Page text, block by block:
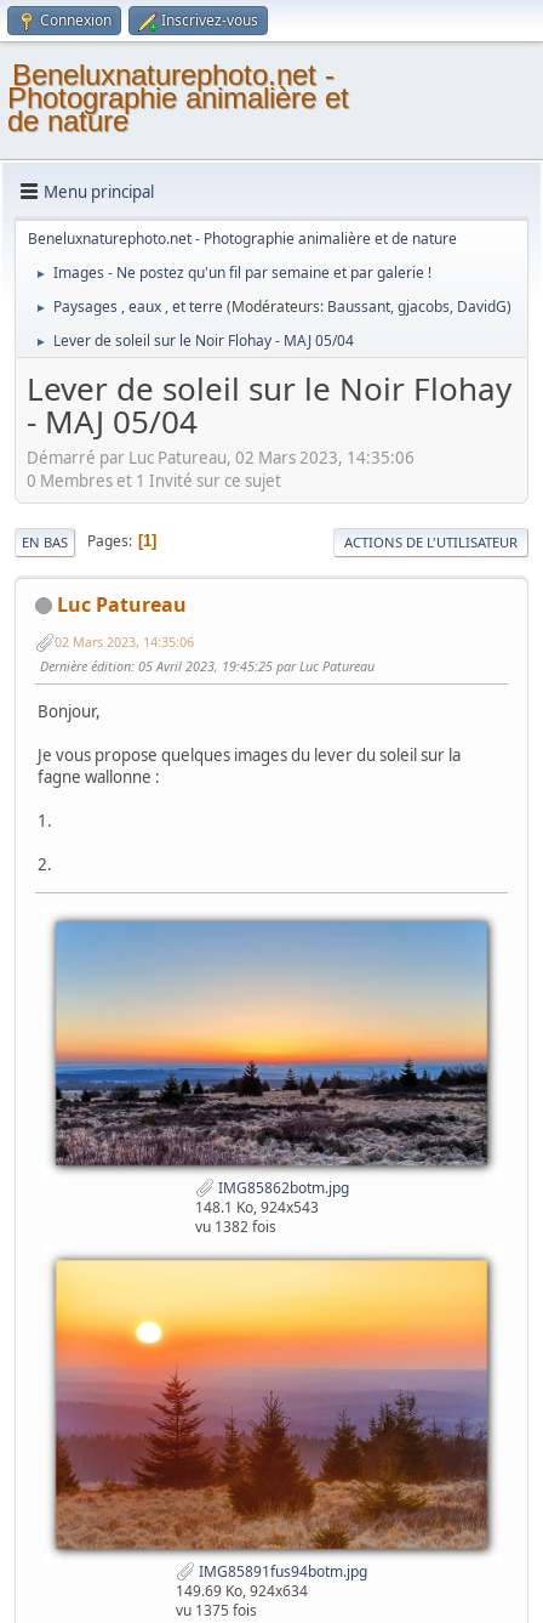
Connexion Inscrivez-vous
Beneluxnaturephoto.net -
Photographie animalière et
de nature
Menu principal
Beneluxnaturephoto.net - Photographie animalière et de nature
► Images - Ne postez qu'un fil par semaine et par galerie !
► Paysages , eaux , et terre(Modérateurs: Baussant,gjacobs, DavidG)
► Lever de soleil sur le Noir Flohay - MAJ 05/04
Lever de soleil sur le Noir Flohay
- MAJ 05/04
Démarré par Luc Patureau, 02 Mars 2023, 14:35:06
0 Membres et 1 Invité sur ce sujet
EN BAS Pages 1 ACTIONS DE L'UTILISATEUR
Luc Patureau
02 Mars 2023, 14:35:06
Dernière édition: 05 Avril 2023, 19:45:25 par Luc Patureau
Bonjour,
Je vous propose quelques images du lever du soleil sur la
fagne wallonne :
1.
2.
IMG85862botm.jpg
148.1 Ko, 924x543
vu 1382 fois
IMG85891fus94botm.jpg
149.69 Ko, 924x634
vu 1375 fois